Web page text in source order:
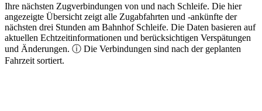
Ihre nächsten Zugverbindungen von und nach Schleife. Die hier
angezeigte Übersicht zeigt alle Zugabfahrten und -ankünfte der
nächsten drei Stunden am Bahnhof Schleife. Die Daten basieren auf
aktuellen Echtzeitinformationen und berücksichtigen Verspätungen
und Änderungen. ⓘ Die Verbindungen sind nach der geplanten
Fahrzeit sortiert.